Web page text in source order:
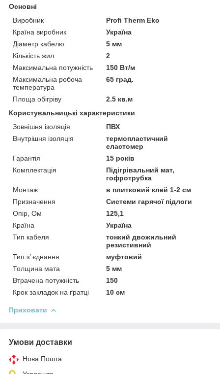
Основні
Виробник
Profi Therm Eko
Країна виробник
Україна
Діаметр кабелю
5 мм
Кількість жил
2
Максимальна потужність
150 Вт/м
Максимальна робоча
температура
65 град.
Площа обігріву
2.5 кв.м
Користувальницькі характеристики
Зовнішня ізоляція
ПВХ
Внутрішня ізоляція
термопластичний
еластомер
Гарантія
15 років
Комплектація
Підігрівальний мат,
гофротрубка
Монтаж
в плитковий клей 1-2 см
Призначення
Системи гарячої підлоги
Опір, Ом
125,1
Країна
Україна
Тип кабеля
тонкий двожильний
резистивний
Тип з’ єднання
муфтовий
Толщина мата
5 мм
Втрачена потужність
150
Крок закладок на ґратці
10 см
Приховати
Умови доставки
Нова Пошта